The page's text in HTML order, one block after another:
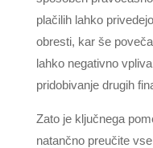
plačilih lahko
obresti, kar še
lahko negativno
pridobivanje drugih
Zato je ključnega
natančno preučite